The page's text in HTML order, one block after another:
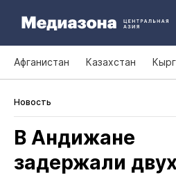
Афганистан Казахстан
Новость
В Андижане
задержали